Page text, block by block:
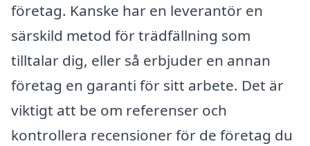
företag. Kanske har en leverantör en
särskild metod för trädfällning som
tilltalar dig, eller så erbjuder en annan
företag en garanti för sitt arbete. Det är
viktigt att be om referenser och
kontrollera recensioner för de företag du